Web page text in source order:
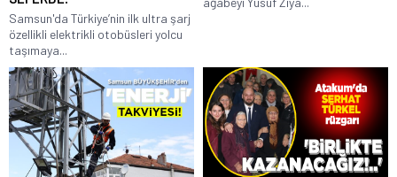
Samsun'da Türkiye’nin ilk ultra şarj
özellikli elektrikli otobüsleri yolcu
taşımaya...